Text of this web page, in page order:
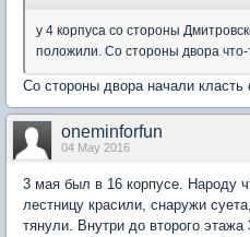
у 4 корпуса со стороны
положили. Со стороны двора что-
Со стороны двора начали класть
oneminforfun
04 May 2016
3 мая был в 16 корпусе. Народу
лестницу красили, снаружи
тянули. Внутри до второго